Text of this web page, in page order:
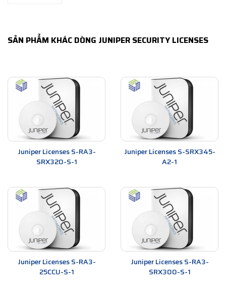
SẢN PHẨM KHÁC DÒNG JUNIPER SECURITY LICENSES
Juniper Licenses S-RA3-
SRX320-S-1
Juniper Licenses S-SRX345-
A2-1
Juniper Licenses S-RA3-
25CCU-S-1
Juniper Licenses S-RA3-
SRX300-S-1